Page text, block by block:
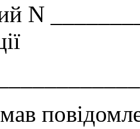
N